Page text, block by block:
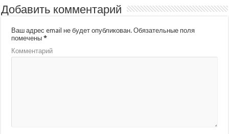
Добавить комментарий
Ваш адрес email не будет опубликован. Обязательные поля
помечены*
Комментарий